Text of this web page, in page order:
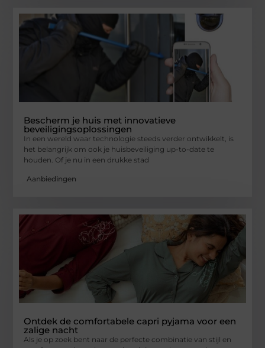
Bescherm je huis met innovatieve
beveiligingsoplossingen
In een wereld waar technologie steeds verder ontwikkelt, is
het belangrijk om ook je huisbeveiliging up-to-date te
houden. Of je nu in een drukke stad
Aanbiedingen
Ontdek de comfortabele capri pyjama voor een
zalige nacht
Als je op zoek bent naar de perfecte combinatie van stijl en